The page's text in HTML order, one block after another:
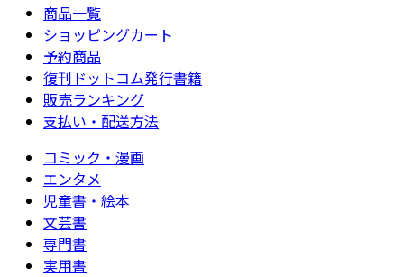
商品一覧
ショッピングカート
予約商品
復刊ドットコム発行書籍
販売ランキング
支払い・配送方法
コミック・漫画
エンタメ
児童書・絵本
文芸書
専門書
実用書